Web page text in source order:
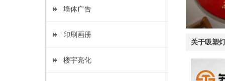
墙体广告
印刷画册
楼宇亮化
关于吸塑